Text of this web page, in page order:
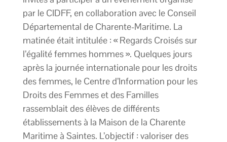
par le CIDFF, en collaboration avec le Conseil
Départemental de Charente-Maritime. La
matinée était intitulée : « Regards Croisés sur
l’égalité femmes hommes ». Quelques jours
après la journée internationale pour les droits
des femmes, le Centre d’Information pour les
Droits des Femmes et des Familles
rassemblait des élèves de différents
établissements à la Maison de la Charente
Maritime à Saintes. L’objectif : valoriser des